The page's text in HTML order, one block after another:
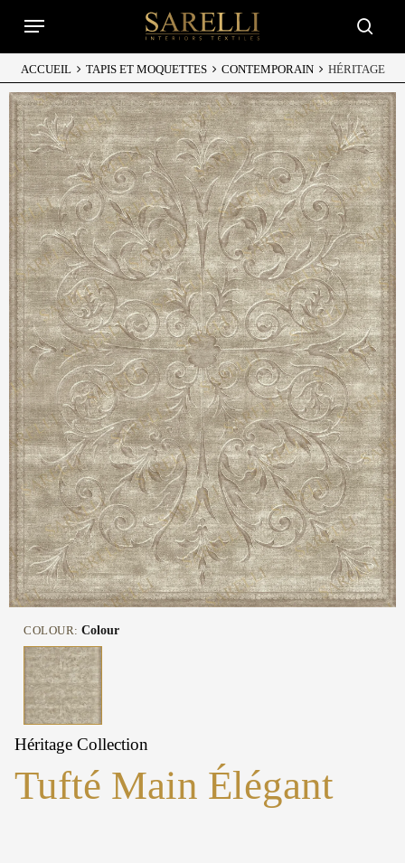
content
Menu
ACCUEIL TAPIS ET MOQUETTES CONTEMPORAIN HÉRITAGE
COLOUR:Colour
Héritage Collection
Tufté Main Élégant